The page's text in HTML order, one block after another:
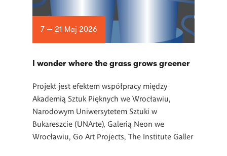
7 — 21 Maj 2026
I wonder where the grass grows greener
Projekt jest efektem współpracy między
Akademią Sztuk Pięknych we Wrocławiu,
Narodowym Uniwersytetem Sztuki w
Bukareszcie (UNArte), Galerią Neon we
Wrocławiu, Go Art Projects, The Institute Galler